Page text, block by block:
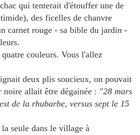
qui tenterait d'étouffer une de
des ficelles de chanvre
carnet rouge - sa bible du jardin -
couleurs. Vous l'allez
deux plis soucieux, on pouvait
noire allait être dégainée : "28 mars
st de la rhubarbe, versus sept le 15
seule dans le village à